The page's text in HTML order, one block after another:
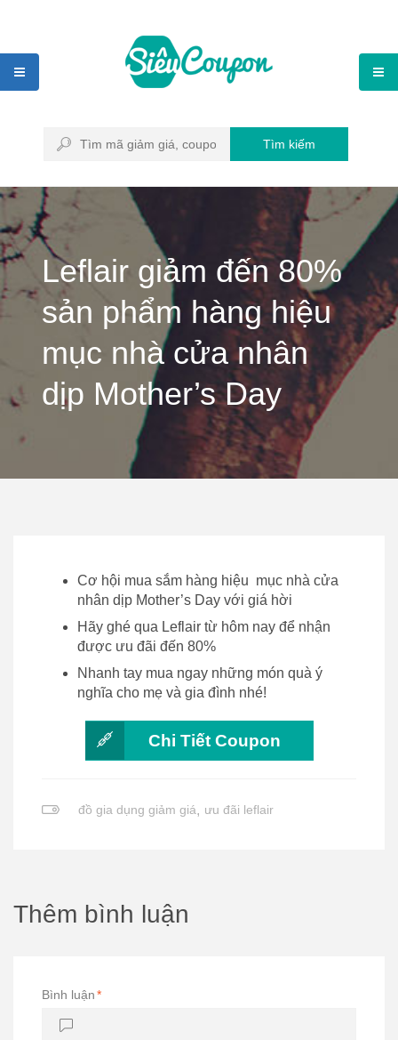
Tìm kiếm
Leflair giảm đến 80%
sản phẩm hàng hiệu
mục nhà cửa nhân
dịp Mother’s Day
Cơ hội mua sắm hàng hiệu mục nhà cửa
nhân dịp Mother’s Day với giá hời
Hãy ghé qua Leflair từ hôm nay để nhận
được ưu đãi đến 80%
Nhanh tay mua ngay những món quà ý
nghĩa cho mẹ và gia đình nhé!
Chi Tiết Coupon
đồ gia dụng giảm giá, ưu đãi leflair
Thêm bình luận
Bình luận*